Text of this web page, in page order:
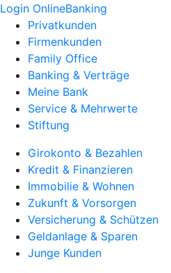
Login OnlineBanking
Privatkunden
Firmenkunden
Family Office
Banking & Verträge
Meine Bank
Service & Mehrwerte
Stiftung
Girokonto & Bezahlen
Kredit & Finanzieren
Immobilie & Wohnen
Zukunft & Vorsorgen
Versicherung & Schützen
Geldanlage & Sparen
Junge Kunden